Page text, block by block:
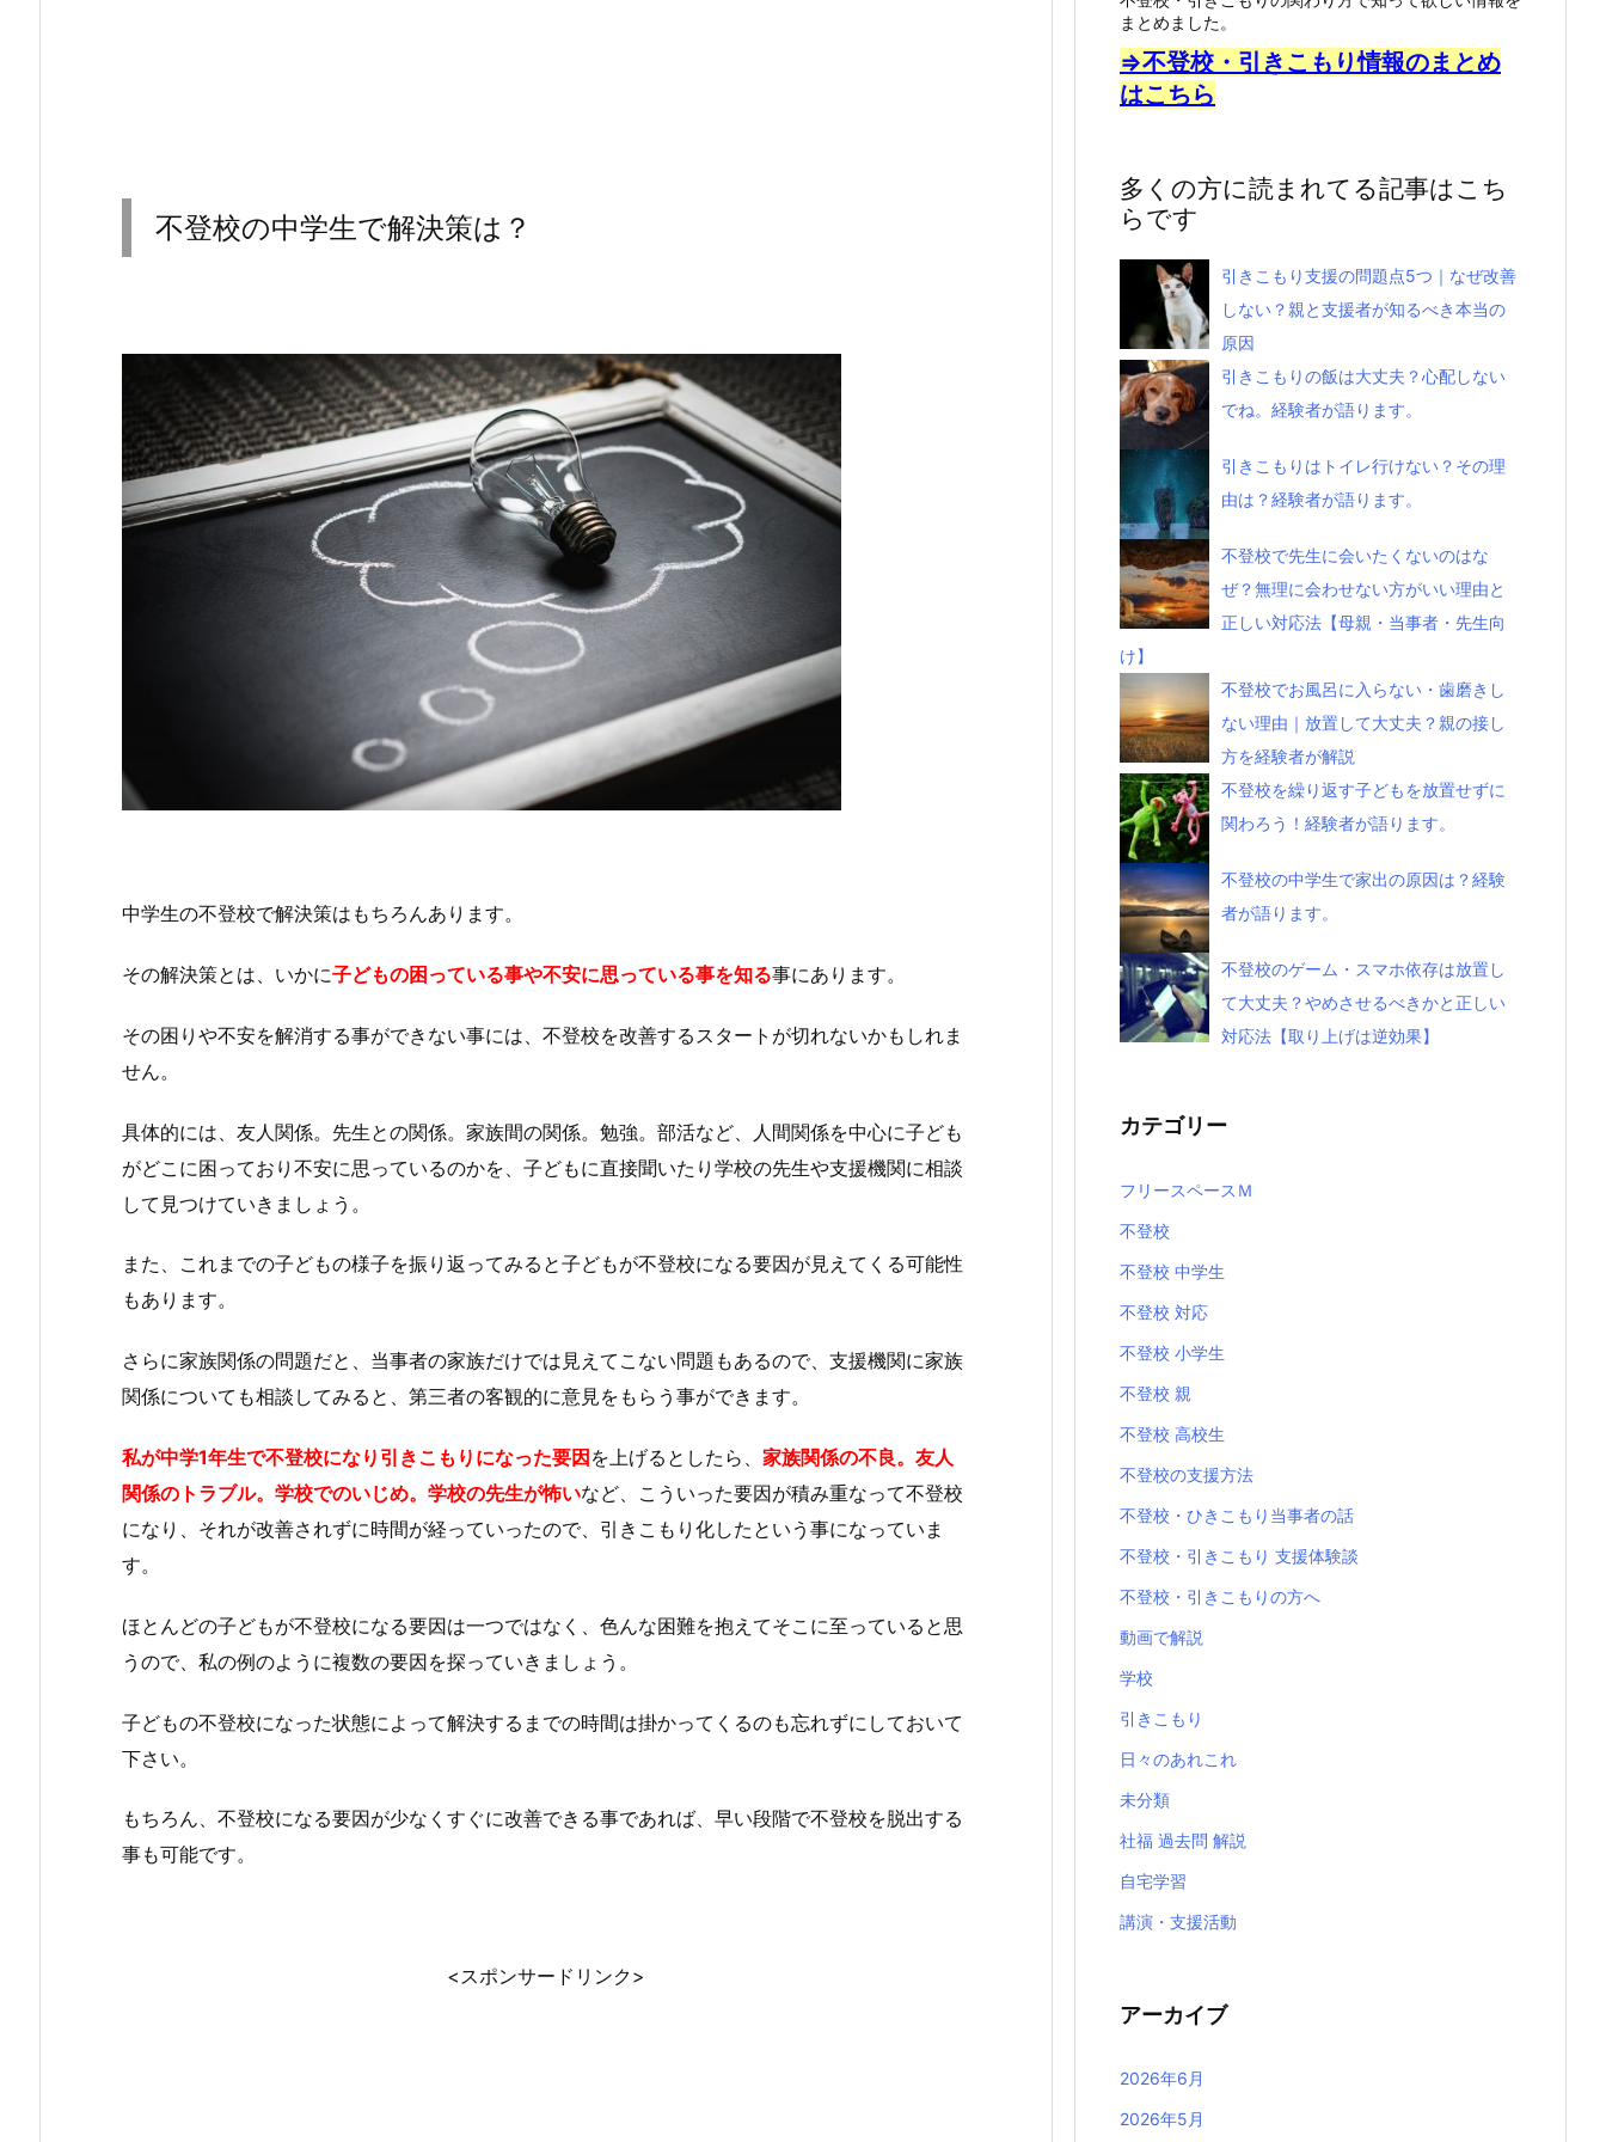
不登校の中学生で解決策は？
中学生の不登校で解決策はもちろんあります。
その解決策とは、いかに子どもの困っている事や不安に思っている事を知る事にあります。
その困りや不安を解消する事ができない事には、不登校を改善するスタートが切れないかもしれま
せん。
具体的には、友人関係。先生との関係。家族間の関係。勉強。部活など、人間関係を中心に子ども
がどこに困っており不安に思っているのかを、子どもに直接聞いたり学校の先生や支援機関に相談
して見つけていきましょう。
また、これまでの子どもの様子を振り返ってみると子どもが不登校になる要因が見えてくる可能性
もあります。
さらに家族関係の問題だと、当事者の家族だけでは見えてこない問題もあるので、支援機関に家族
関係についても相談してみると、第三者の客観的に意見をもらう事ができます。
私が中学1年生で不登校になり引きこもりになった要因 を上げるとしたら、 家族関係の不良。友人
関係のトラブル。学校でのいじめ。学校の先生が怖いなど、こういった要因が積み重なって不登校
になり、それが改善されずに時間が経っていったので、引きこもり化したという事になっていま
す。
ほとんどの子どもが不登校になる要因は一つではなく、色んな困難を抱えてそこに至っていると思
うので、私の例のように複数の要因を探っていきましょう。
子どもの不登校になった状態によって解決するまでの時間は掛かってくるのも忘れずにしておいて
下さい。
もちろん、不登校になる要因が少なくすぐに改善できる事であれば、早い段階で不登校を脱出する
事も可能です。
<スポンサードリンク>
まとめました。
⇒不登校・引きこもり情報のまとめ
はこちら
多くの方に読まれてる記事はこち
らです
引きこもり支援の問題点5つ｜なぜ改善
しない？親と支援者が知るべき本当の
原因
引きこもりの飯は大丈夫？心配しない
でね。経験者が語ります。
引きこもりはトイレ行けない？その理
由は？経験者が語ります。
不登校で先生に会いたくないのはな
ぜ？無理に会わせない方がいい理由と
正しい対応法【母親・当事者・先生向
け】
不登校でお風呂に入らない・歯磨きし
ない理由｜放置して大丈夫？親の接し
方を経験者が解説
不登校を繰り返す子どもを放置せずに
関わろう！経験者が語ります。
不登校の中学生で家出の原因は？経験
者が語ります。
不登校のゲーム・スマホ依存は放置し
て大丈夫？やめさせるべきかと正しい
対応法【取り上げは逆効果】
カテゴリー
フリースペースＭ
不登校
不登校 中学生
不登校 対応
不登校 小学生
不登校 親
不登校 高校生
不登校の支援方法
不登校・ひきこもり当事者の話
不登校・引きこもり 支援体験談
不登校・引きこもりの方へ
動画で解説
学校
引きこもり
日々のあれこれ
未分類
社福 過去問 解説
自宅学習
講演・支援活動
アーカイブ
2026年6月
2026年5月